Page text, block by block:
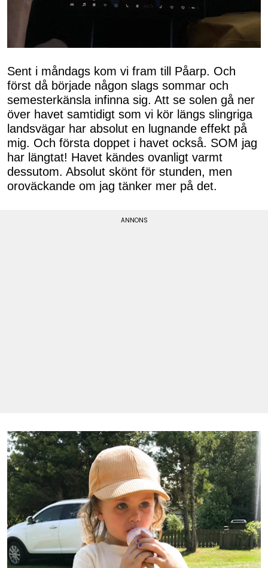
Sent i måndags kom vi fram till Påarp. Och
först då började någon slags sommar och
semesterkänsla infinna sig. Att se solen gå ner
över havet samtidigt som vi kör längs slingriga
landsvägar har absolut en lugnande effekt på
mig. Och första doppet i havet också. SOM jag
har längtat! Havet kändes ovanligt varmt
dessutom. Absolut skönt för stunden, men
oroväckande om jag tänker mer på det.